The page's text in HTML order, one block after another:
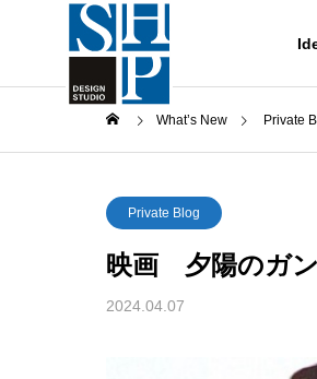
What’s New Private
Private Blog
映画 夕陽のガ
2024.04.07